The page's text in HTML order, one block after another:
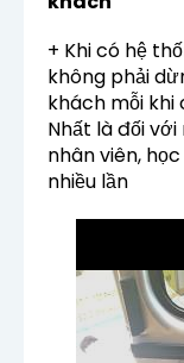
+ Khi có hệ
không phải
khách mỗi khi
Nhất là đối
nhân viên,
nhiều lần